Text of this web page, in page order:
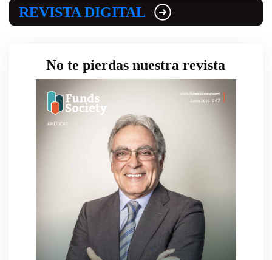
REVISTA DIGITAL
No te pierdas nuestra revista